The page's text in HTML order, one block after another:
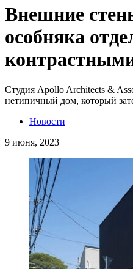
Внешние
особняка
Студия Apollo Architects &
нетипичный дом, который
Новости
9 июня, 2023